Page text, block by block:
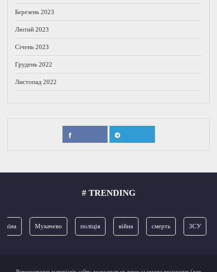
Березень 2023
Лютий 2023
Січень 2023
Грудень 2022
Листопад 2022
# TRENDING
Мукачево поліція смерть